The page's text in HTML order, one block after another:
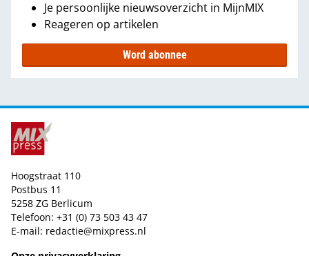
Je persoonlijke nieuwsoverzicht in MijnMIX
Reageren op artikelen
Word abonnee
Hoogstraat 110
Postbus 11
5258 ZG Berlicum
Telefoon: +31 (0) 73 503 43 47
E-mail: redactie@mixpress.nl